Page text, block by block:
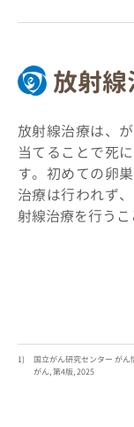
放射線
放射線治療は、
当てることで死
す。初めての卵
治療は行われず
射線治療を行う
国立がん研究センター が
がん, 第4版, 2025